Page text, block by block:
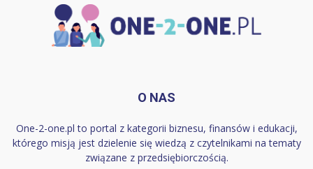
O NAS
One-2-one.pl to portal z kategorii biznesu, finansów i edukacji,
którego misją jest dzielenie się wiedzą z czytelnikami na tematy
związane z przedsiębiorczością.